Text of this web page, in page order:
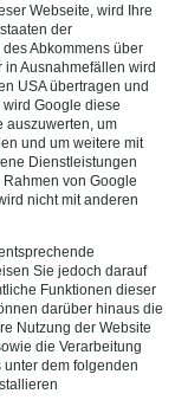
Webseite, wird Ihre
der
Abkommens über
in Ausnahmefällen wird
USA übertragen und
wird Google diese
auszuwerten, um
und um weitere mit
Dienstleistungen
von Google
nicht mit anderen
Sie jedoch darauf
Funktionen dieser
darüber hinaus die
Nutzung der Website
die Verarbeitung
dem folgenden